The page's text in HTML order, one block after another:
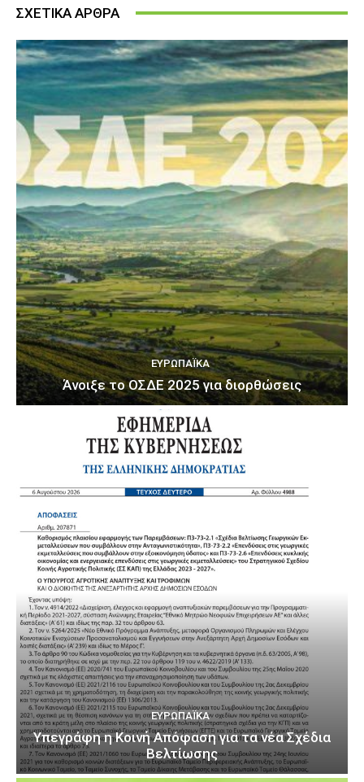
ΣΧΕΤΙΚΑ ΑΡΘΡΑ
ΕΥΡΩΠΑΪΚΆ
Άνοιξε το ΟΣΔΕ 2025 για διορθώσεις
ΕΥΡΩΠΑΪΚΆ
Υπεγράφη η Κοινή Απόφαση για τα νέα Σχέδια
Βελτίωσης